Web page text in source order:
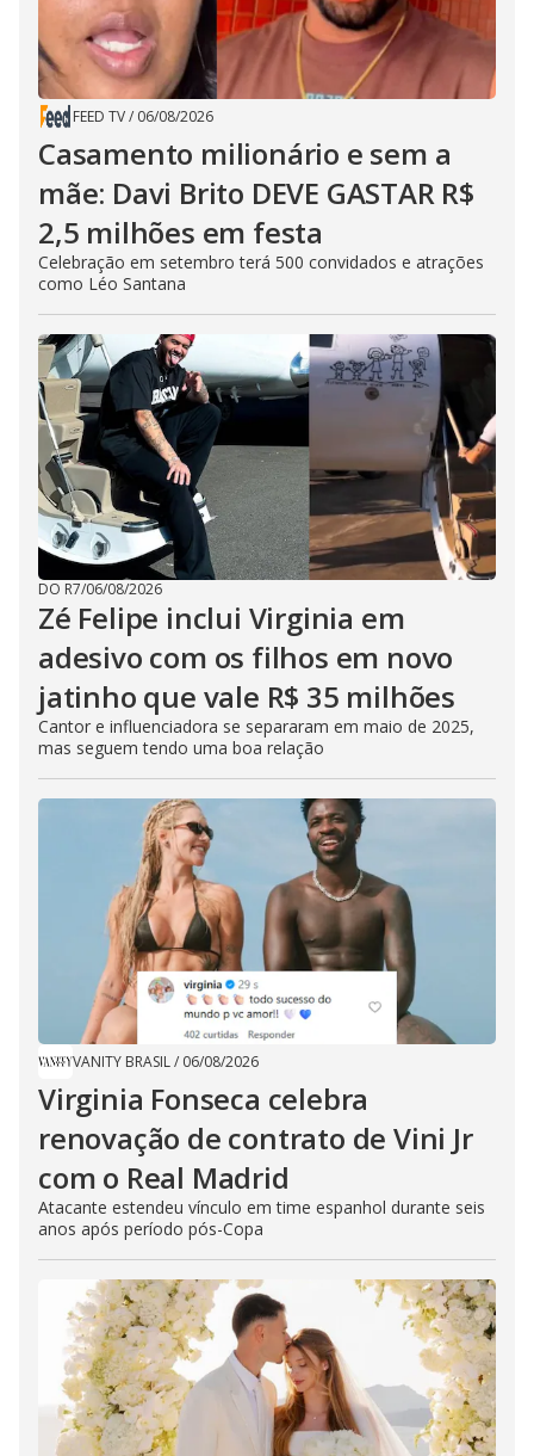
FEED TV/ 06/08/2026
Casamento milionário e sem a
mãe: Davi Brito DEVE GASTAR R$
2,5 milhões em festa
Celebração em setembro terá 500 convidados e atrações
como Léo Santana
DO R7/06/08/2026
Zé Felipe inclui Virginia em
adesivo com os filhos em novo
jatinho que vale R$ 35 milhões
Cantor e influenciadora se separaram em maio de 2025,
mas seguem tendo uma boa relação
VANITY BRASIL/ 06/08/2026
Virginia Fonseca celebra
renovação de contrato de Vini Jr
com o Real Madrid
Atacante estendeu vínculo em time espanhol durante seis
anos após período pós-Copa